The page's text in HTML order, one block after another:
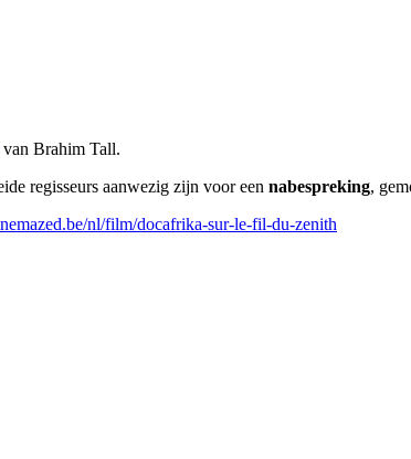
van Brahim Tall.
regisseurs aanwezig zijn voor een nabespreking,
nl/film/docafrika-sur-le-fil-du-zenith